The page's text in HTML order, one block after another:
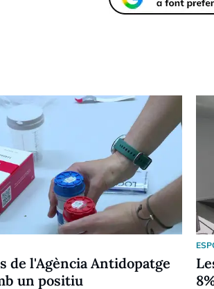
de l'Agència Antidopatge
un positiu